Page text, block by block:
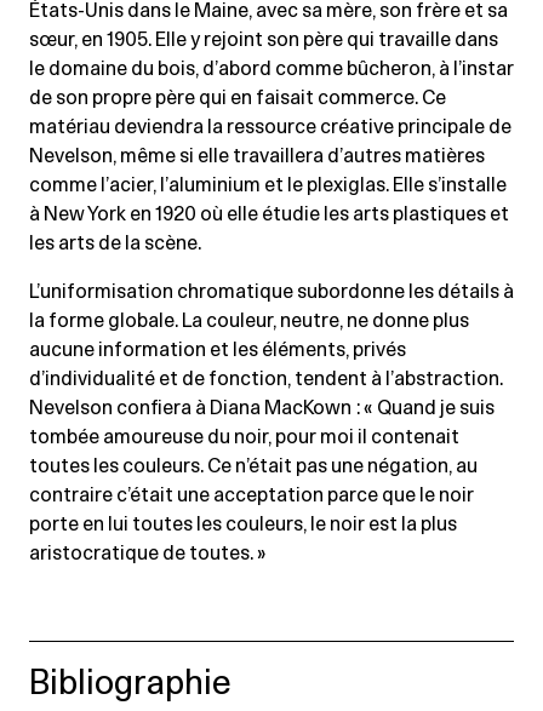
États-Unis dans le Maine, avec sa mère, son frère et sa
sœur, en 1905. Elle y rejoint son père qui travaille dans
le domaine du bois, d’abord comme bûcheron, à l’instar
de son propre père qui en faisait commerce. Ce
matériau deviendra la ressource créative principale de
Nevelson, même si elle travaillera d’autres matières
comme l’acier, l’aluminium et le plexiglas. Elle s’installe
à New York en 1920 où elle étudie les arts plastiques et
les arts de la scène.
L’uniformisation chromatique subordonne les détails à
la forme globale. La couleur, neutre, ne donne plus
aucune information et les éléments, privés
d’individualité et de fonction, tendent à l’abstraction.
Nevelson confiera à Diana MacKown : « Quand je suis
tombée amoureuse du noir, pour moi il contenait
toutes les couleurs. Ce n’était pas une négation, au
contraire c’était une acceptation parce que le noir
porte en lui toutes les couleurs, le noir est la plus
aristocratique de toutes. »
Bibliographie